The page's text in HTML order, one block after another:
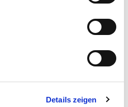
Details zeigen
mit Schaldämmeinlage eignet